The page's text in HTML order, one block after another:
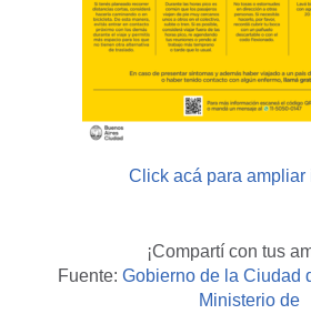
Click acá para ampliar
¡Compartí con tus
Fuente: Gobierno de la Ciudad
Ministerio de